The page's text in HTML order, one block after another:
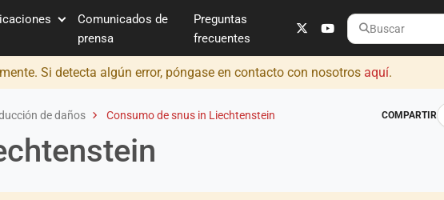
Comunicados de
prensa
Preguntas
frecuentes
Buscar
Si detecta algún error, póngase en contacto con nosotros aquí.
de daños Consumo de snus in Liechtenstein COMPARTIR